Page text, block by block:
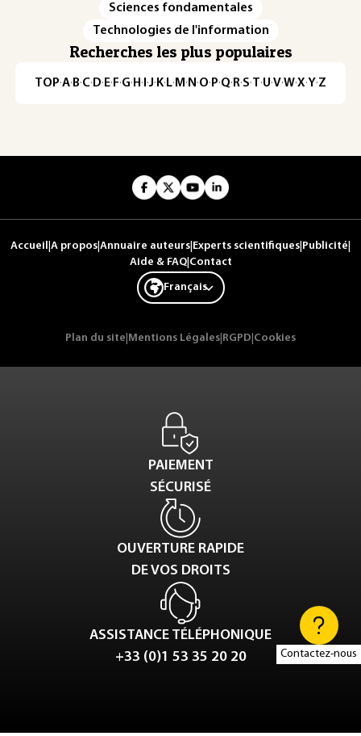
Contactez-nous
Sciences fondamentales
Technologies de l'information
Recherches les plus populaires
TOP·A·B·C· D· E· F·G· H · ·J· K· L· M · N ·O· P·Q· R·S·T·U·V·W·X·Y·Z
Accueil A propos Annuaire auteurs Experts scientifiques Publicité
Aide & FAQ| Contact
Français
Plan du site Mentions Légales RGPD Cookies
PAIEMENT
SÉCURISÉ
OUVERTURE RAPIDE
DE VOS DROITS
ASSISTANCE TÉLÉPHONIQUE
+33 (0)1 53 35 20 20